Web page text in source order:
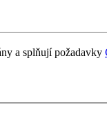
a splňují požadavky